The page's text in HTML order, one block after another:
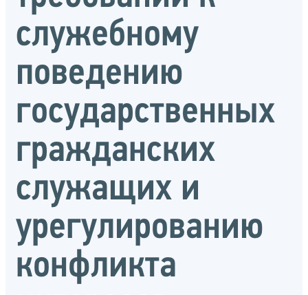
служебному
поведению
государственных
гражданских
служащих и
урегулированию
конфликта